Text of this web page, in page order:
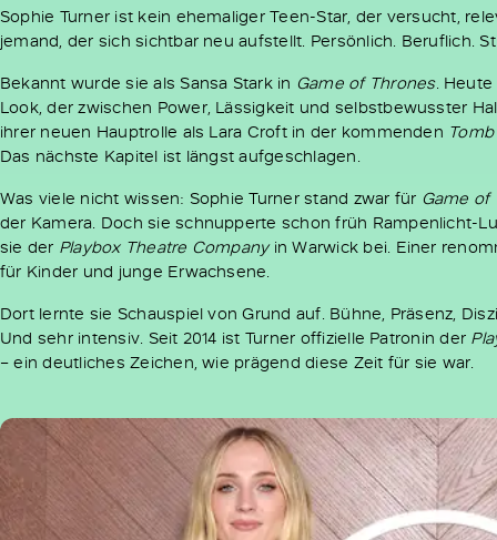
Sophie Turner ist kein ehemaliger Teen-Star, der versucht,
jemand, der sich sichtbar neu aufstellt. Persönlich. Beruflich.
Bekannt wurde sie als Sansa Stark in Game of Thrones.
Look, der zwischen Power, Lässigkeit und selbstbewusster
ihrer neuen Hauptrolle als Lara Croft in der kommenden
Das nächste Kapitel ist längst aufgeschlagen.
Was viele nicht wissen: Sophie Turner stand zwar für Game of
der Kamera. Doch sie schnupperte schon früh Rampenlicht-
sie der Playbox Theatre Companyin Warwick bei. Einer
für Kinder und junge Erwachsene.
Dort lernte sie Schauspiel von Grund auf. Bühne, Präsenz,
Und sehr intensiv. Seit 2014 ist Turner offizielle Patronin der
– ein deutliches Zeichen, wie prägend diese Zeit für sie war.